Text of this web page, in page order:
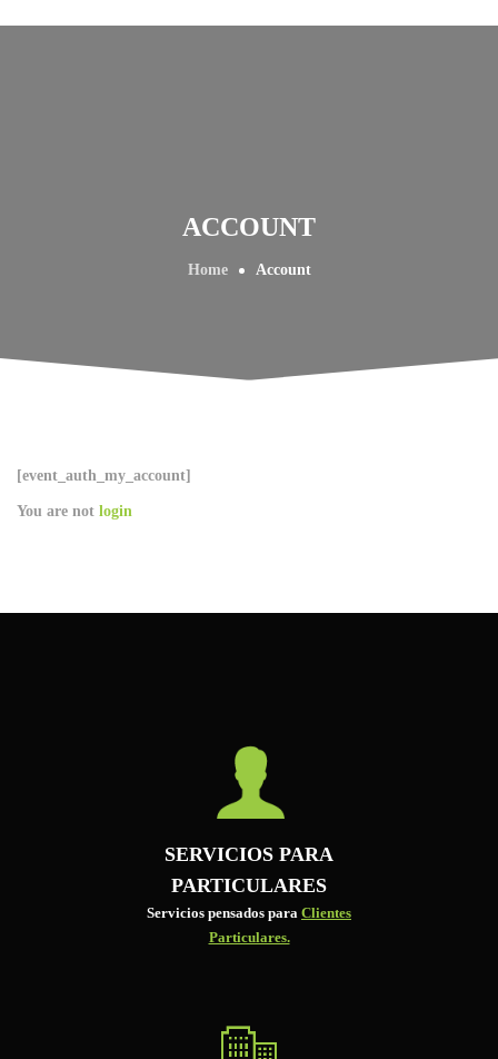
ACCOUNT
Home Account
[event_auth_my_account]
You are not login
SERVICIOS PARA
PARTICULARES
Servicios pensados para Clientes
Particulares.